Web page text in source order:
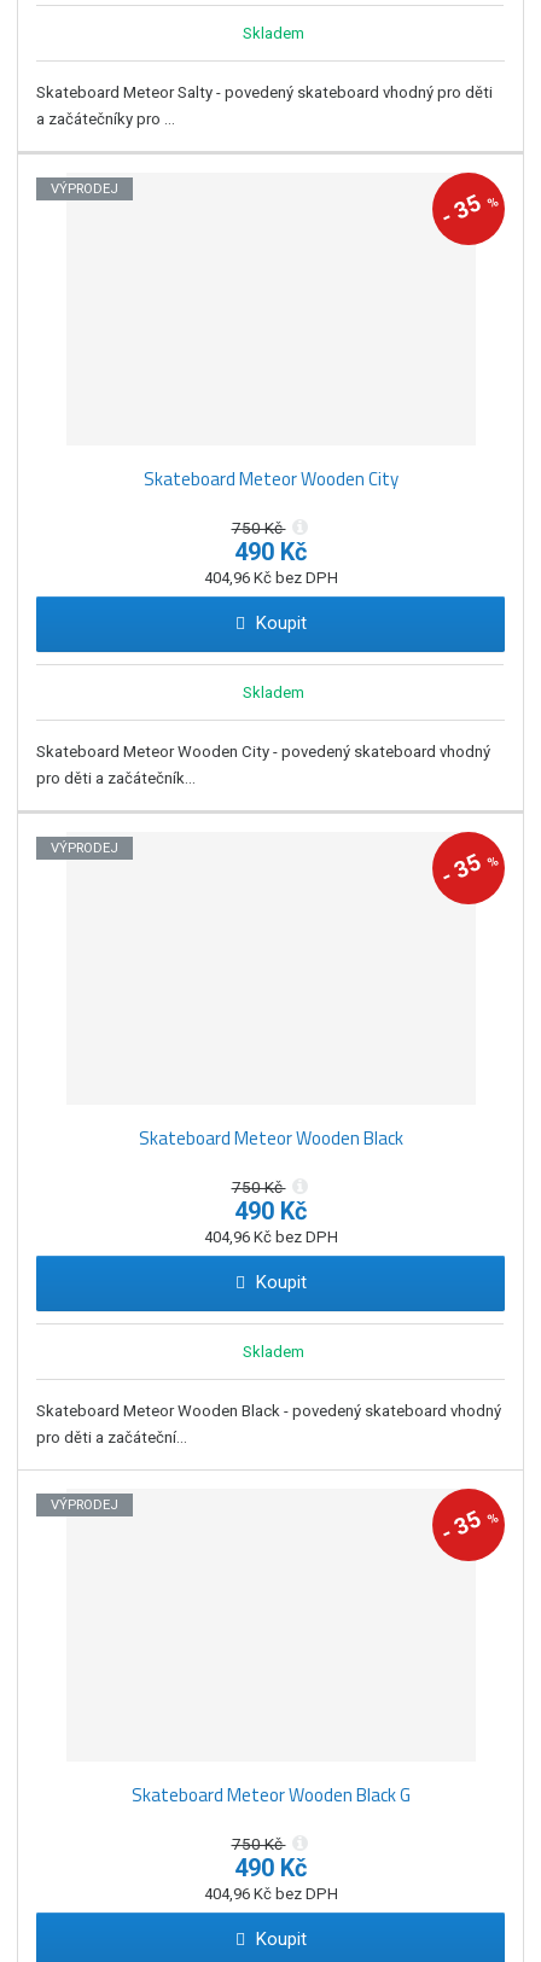
Skladem
Skateboard Meteor Salty - povedený skateboard vhodný pro děti
a začátečníky pro ...
-
35%
VÝPRODEJ
Skateboard Meteor Wooden City
750 Kč
490 Kč
404,96 Kč bez DPH
Koupit
Skladem
Skateboard Meteor Wooden City - povedený skateboard vhodný
pro děti a začátečník...
-
35%
VÝPRODEJ
Skateboard Meteor Wooden Black
750 Kč
490 Kč
404,96 Kč bez DPH
Koupit
Skladem
Skateboard Meteor Wooden Black - povedený skateboard vhodný
pro děti a začáteční...
-
35%
VÝPRODEJ
Skateboard Meteor Wooden Black G
750 Kč
490 Kč
404,96 Kč bez DPH
Koupit